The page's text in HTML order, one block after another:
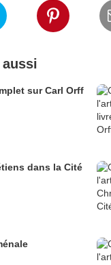
aussi
sur Carl Orff
dans la Cité